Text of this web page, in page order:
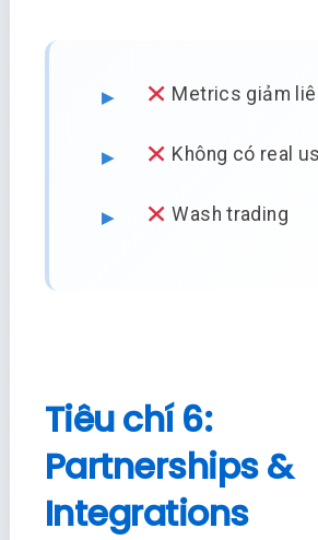
Metrics giảm
Không có real
Wash trading
Tiêu chí 6:
Partnerships &
Integrations